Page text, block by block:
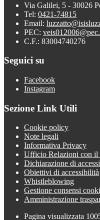
Via Galilei, 5 - 30026
Tel: 0421-74815
Email:
PEC:
C.F.: 83004740276
Seguici su
Facebook
Instagram
Sezione Link Utili
Cookie policy
Note legali
Informativa Privacy
Ufficio Relazioni con il
Dichiarazione di
Obiettivi di accessibilità
Whistleblowing
Gestione consensi
Amministrazione
Pagina visualizzata